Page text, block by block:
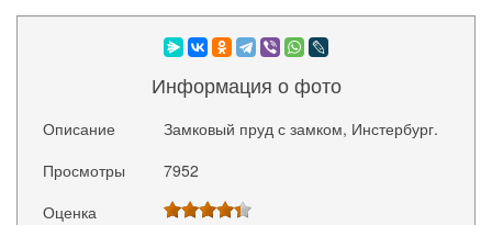
Информация о фото
Описание
Замковый пруд с замком, Инстербург.
Просмотры
7952
Оценка